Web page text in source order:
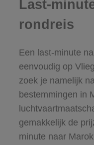
Last-
rondreis
Een last-minute
eenvoudig op
zoek je namelijk
bestemmingen in
gemakkelijk de
minute naar